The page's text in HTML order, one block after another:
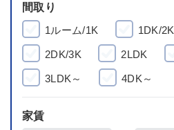
間取り
1ルーム/1K
1DK/2K
2DK/3K 2LDK
3LDK～ 4DK～
家賃